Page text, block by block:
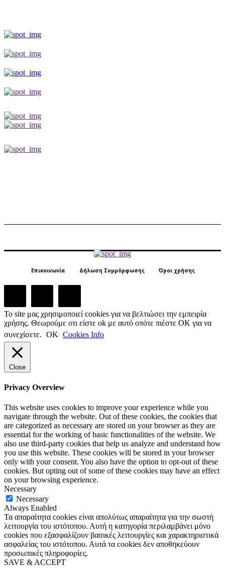
Επικοινωνία Δήλωση Συμμόρφωσης Όροι χρήσης
Το site μας χρησιμοποιεί cookies για να βελτιώσει την εμπειρία
χρήσης. Θεωρούμε οτι είστε ok με αυτό οπότε πιέστε ΟΚ για να
συνεχίσετε. ΟΚ Cookies Info
Close
Privacy Overview
This website uses cookies to improve your experience while you
navigate through the website. Out of these cookies, the cookies that
are categorized as necessary are stored on your browser as they are
essential for the working of basic functionalities of the website. We
also use third-party cookies that help us analyze and understand how
you use this website. These cookies will be stored in your browser
only with your consent. You also have the option to opt-out of these
cookies. But opting out of some of these cookies may have an effect
on your browsing experience.
Necessary
Necessary
Always Enabled
Τα απαραίτητα cookies είναι απολύτως απαραίτητα για την σωστή
λειτουργία του ιστότοπου. Αυτή η κατηγορία περιλαμβάνει μόνο
cookies που εξασφαλίζουν βασικές λειτουργίες και χαρακτηριστικά
ασφαλείας του ιστότοπου. Αυτά τα cookies δεν αποθηκεύουν
προσωπικές πληροφορίες.
SAVE & ACCEPT